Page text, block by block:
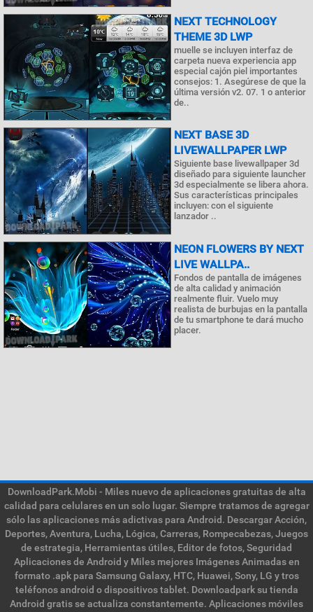
NEXT TECHNOLOGY
THEME 3D LWP
muelle se incluyen interfaz de
carpeta nueva experiencia app
especial cajón piel importantes
consejos: 1. Asegúrese de que la
última versión v2. 07. 1 o anterior
de..
NEXT BASE 3D
LIVEWALLPAPER LWP
Siguiente base livewallpaper 3d
diseñado para siguiente launcher
3d especialmente se libera ahora.
Sus características principales
incluyen: con el siguiente
lanzador ..
NEON FLOWERS BY NEXT
LIVE WALLPA..
Fondos de pantalla de imágenes
de alta calidad y animación
realmente fluir. Vuelo muy
realista de burbujas en la pantalla
de tu smartphone te dará mucho
placer.
DownloadPark.Mobi - Miles nuevo de aplicaciones gratuitas de alta
calidad para celulares en un solo lugar. Siempre tratamos de agregar
sólo las aplicaciones más adictivas para Android. Descargar Acción,
Deportes, Aventura, Lucha, Lógica, Carreras, Rompecabezas, Juegos
de estrategia, Herramientas útiles, Editor de fotos, Seguridad
Aplicaciones de Android y Miles mejores Imágenes Animadas en
formato .apk para Samsung Galaxy, HTC, Huawei, Sony, LG y tros
teléfonos android o dispositivos tablet. Downloadpark su tienda
Android gratis se actualiza constantemente. Aplicaciones móviles